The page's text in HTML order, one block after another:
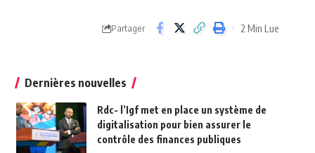
Partager 2 Min Lue
Dernières nouvelles
Rdc- l’Igf met en place un système de
digitalisation pour bien assurer le
contrôle des finances publiques